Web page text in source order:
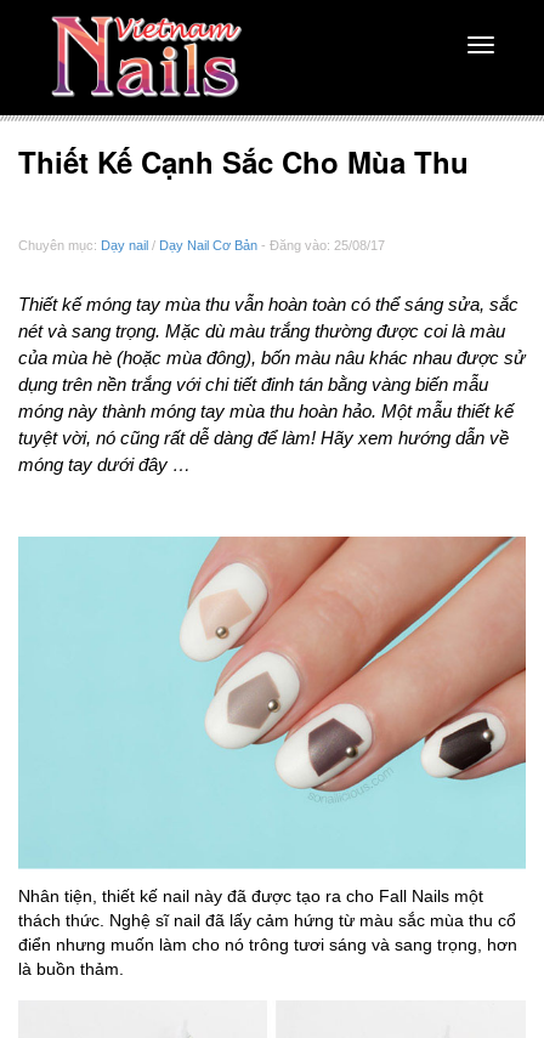
Toggle
Thiết Kế Cạnh Sắc Cho Mùa Thu
Chuyên mục: Dạy nail / Dạy Nail Cơ Bản - Đăng vào: 25/08/17
Thiết kế móng tay mùa thu vẫn hoàn toàn có thể sáng sửa, sắc
nét và sang trọng. Mặc dù màu trắng thường được coi là màu
của mùa hè (hoặc mùa đông), bốn màu nâu khác nhau được sử
dụng trên nền trắng với chi tiết đinh tán bằng vàng biến mẫu
móng này thành móng tay mùa thu hoàn hảo. Một mẫu thiết kế
tuyệt vời, nó cũng rất dễ dàng để làm! Hãy xem hướng dẫn về
móng tay dưới đây …
Nhân tiện, thiết kế nail này đã được tạo ra cho Fall Nails một
thách thức. Nghệ sĩ nail đã lấy cảm hứng từ màu sắc mùa thu cổ
điển nhưng muốn làm cho nó trông tươi sáng và sang trọng, hơn
là buồn thảm.